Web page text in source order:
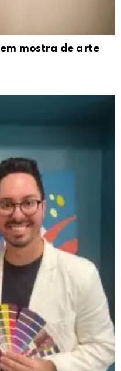
mostra de arte